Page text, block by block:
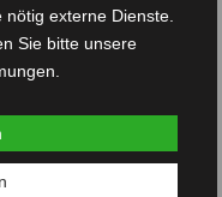
externe Dienste.
Sie bitte unsere